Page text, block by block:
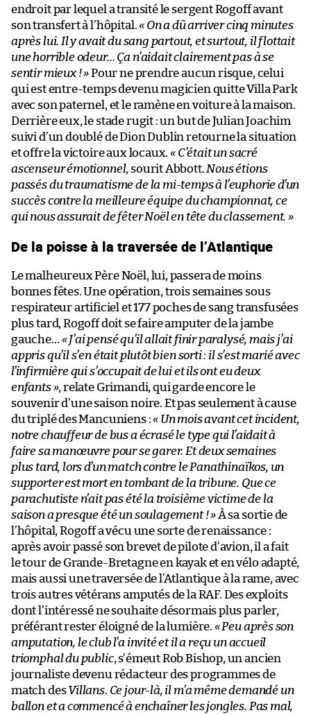
endroit par lequel a transité le sergent Rogoff avant
son transfert à l’hôpital.« On a dû arriver cinq minutes
après lui. Il y avait du sang partout, et surtout, il flottait
une horrible odeur… Ça n’aidait clairement pas à se
sentir mieux ! »Pour ne prendre aucun risque, celui
qui est entre-temps devenu magicien quitte Villa Park
avec son paternel, et le ramène en voiture à la maison.
Derrière eux, le stade rugit : un but de Julian Joachim
suivi d’un doublé de Dion Dublin retourne la situation
et offre la victoire aux locaux.« C’était un sacré
ascenseur émotionnel, sourit Abbott. Nous étions
passés du traumatisme de la mi-temps à l’euphorie d’un
succès contre la meilleure équipe du championnat, ce
qui nous assurait de fêter Noël en tête du classement. »
De la poisse à la traversée de l’Atlantique
Le malheureux Père Noël, lui, passera de moins
bonnes fêtes. Une opération, trois semaines sous
respirateur artificiel et 177 poches de sang transfusées
plus tard, Rogoff doit se faire amputer de la jambe
gauche… « J’ai pensé qu’il allait finir paralysé, mais j’ai
appris qu’il s’en était plutôt bien sorti : il s’est marié avec
l’infirmière qui s’occupait de lui et ils ont eu deux
enfants », relate Grimandi, qui garde encore le
souvenir d’une saison noire. Et pas seulement à cause
du triplé des Mancuniens :« Un mois avant cet incident,
notre chauffeur de bus a écrasé le type qui l’aidait à
faire sa manœuvre pour se garer. Et deux semaines
plus tard, lors d’un match contre le Panathinaïkos, un
supporter est mort en tombant de la tribune. Que ce
parachutiste n’ait pas été la troisième victime de la
saison a presque été un soulagement ! »À sa sortie de
l’hôpital, Rogoff a vécu une sorte de renaissance :
après avoir passé son brevet de pilote d’avion, il a fait
le tour de Grande-Bretagne en kayak et en vélo adapté,
mais aussi une traversée de l’Atlantique à la rame, avec
trois autres vétérans amputés de la RAF. Des exploits
dont l’intéressé ne souhaite désormais plus parler,
préférant rester éloigné de la lumière. « Peu après son
amputation, le club l’a invité et il a reçu un accueil
triomphal du public, s’émeut Rob Bishop, un ancien
journaliste devenu rédacteur des programmes de
match desVillans. Ce jour-là, il m’a même demandé un
ballon et a commencé à enchaîner les jongles. Pas mal,